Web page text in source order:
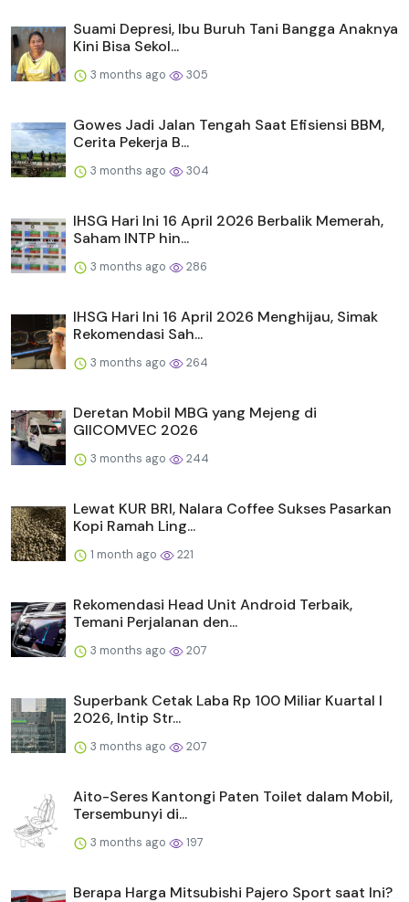
Suami Depresi, Ibu Buruh Tani Bangga Anaknya
Kini Bisa Sekol...
3 months ago 305
Gowes Jadi Jalan Tengah Saat Efisiensi BBM,
Cerita Pekerja B...
3 months ago 304
IHSG Hari Ini 16 April 2026 Berbalik Memerah,
Saham INTP hin...
3 months ago 286
IHSG Hari Ini 16 April 2026 Menghijau, Simak
Rekomendasi Sah...
3 months ago 264
Deretan Mobil MBG yang Mejeng di
GIICOMVEC 2026
3 months ago 244
Lewat KUR BRI, Nalara Coffee Sukses Pasarkan
Kopi Ramah Ling...
1 month ago 221
Rekomendasi Head Unit Android Terbaik,
Temani Perjalanan den...
3 months ago 207
Superbank Cetak Laba Rp 100 Miliar Kuartal I
2026, Intip Str...
3 months ago 207
Aito-Seres Kantongi Paten Toilet dalam Mobil,
Tersembunyi di...
3 months ago 197
Berapa Harga Mitsubishi Pajero Sport saat Ini?